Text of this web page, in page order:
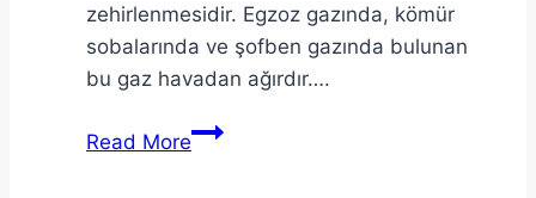
zehirlenmesidir. Egzoz gazında, kömür
sobalarında ve şofben gazında bulunan
bu gaz havadan ağırdır….
Read MoreZehirlenmelerde